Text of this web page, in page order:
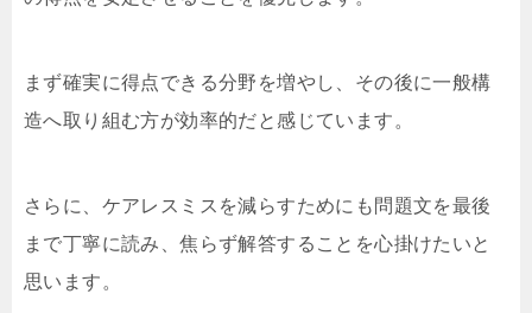
まず確実に得点できる分野を増やし、その後に一般構
造へ取り組む方が効率的だと感じています。
さらに、ケアレスミスを減らすためにも問題文を最後
まで丁寧に読み、焦らず解答することを心掛けたいと
思います。